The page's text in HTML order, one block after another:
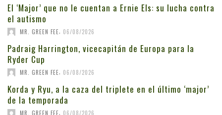
El ‘Major’ que no le cuentan a Ernie Els: su lucha contra
el autismo
MR. GREEN FEE, 06/08/2026
Padraig Harrington, vicecapitán de Europa para la
Ryder Cup
MR. GREEN FEE 06/08/2026
Korda y Ryu, a la caza del triplete en el último ‘major’
de la temporada
MR. GREEN FEE 06/08/2026